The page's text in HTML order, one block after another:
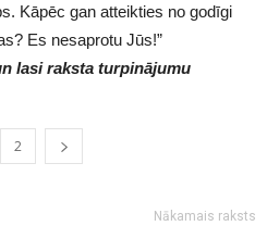
Kāpēc gan atteikties no godīgi
Es nesaprotu Jūs!”
lasi raksta turpinājumu
2
Nākamais raksts